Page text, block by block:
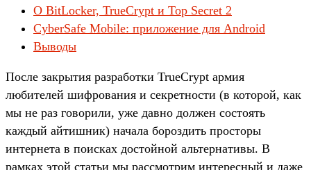
О BitLocker, TrueCrypt и Top Secret 2
CyberSafe Mobile: приложение для Android
Выводы
После закрытия разработки TrueCrypt армия
любителей шифрования и секретности (в которой, как
мы не раз говорили, уже давно должен состоять
каждый айтишник) начала бороздить просторы
интернета в поисках достойной альтернативы. В
рамках этой статьи мы рассмотрим интересный и даже